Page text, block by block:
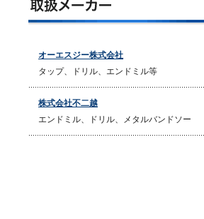
オーエスジー株式会社
タップ、ドリル、エンドミル等
株式会社不二越
エンドミル、ドリル、メタルバンドソー